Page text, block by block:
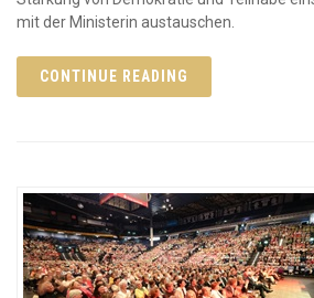
mit der Ministerin austauschen.
CONTINUE READING